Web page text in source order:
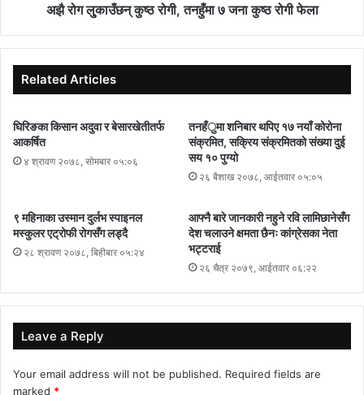
अझै रोग लु्काउँछन् कुष्ठ रोगी, तनहुँमा ७ जना कुष्ठ रोगी फेला
Related Articles
घिरिङका किसान अदुवा र बेसारखेतीतर्फ
आकर्षित
४ श्रावण २०७८, सोमबार ०५:०६
तनहँुमा शनिबार थपिए १७ नयाँ कोरोना
संक्रमित, सक्रिय संक्रमितको संख्या दुई
सय १० पुग्यो
२६ बैशाख २०७८, आईतवार ०५:०५
९ महिनाका उस्मान दुर्लभ स्पाइनल
मस्कुलर एट्रोफी रोगसँग लड्दै
२८ श्रावण २०७८, बिहीबार ०५:२४
आफ्नै बारे जानकारी नहुने रवि लामिछानेसँग
देश चलाउने क्षमता छैनः कांग्रेसका नेता
भट्टराई
२६ चैत्र २०७९, आईतवार ०६:२२
Leave a Reply
Your email address will not be published. Required fields are
marked *